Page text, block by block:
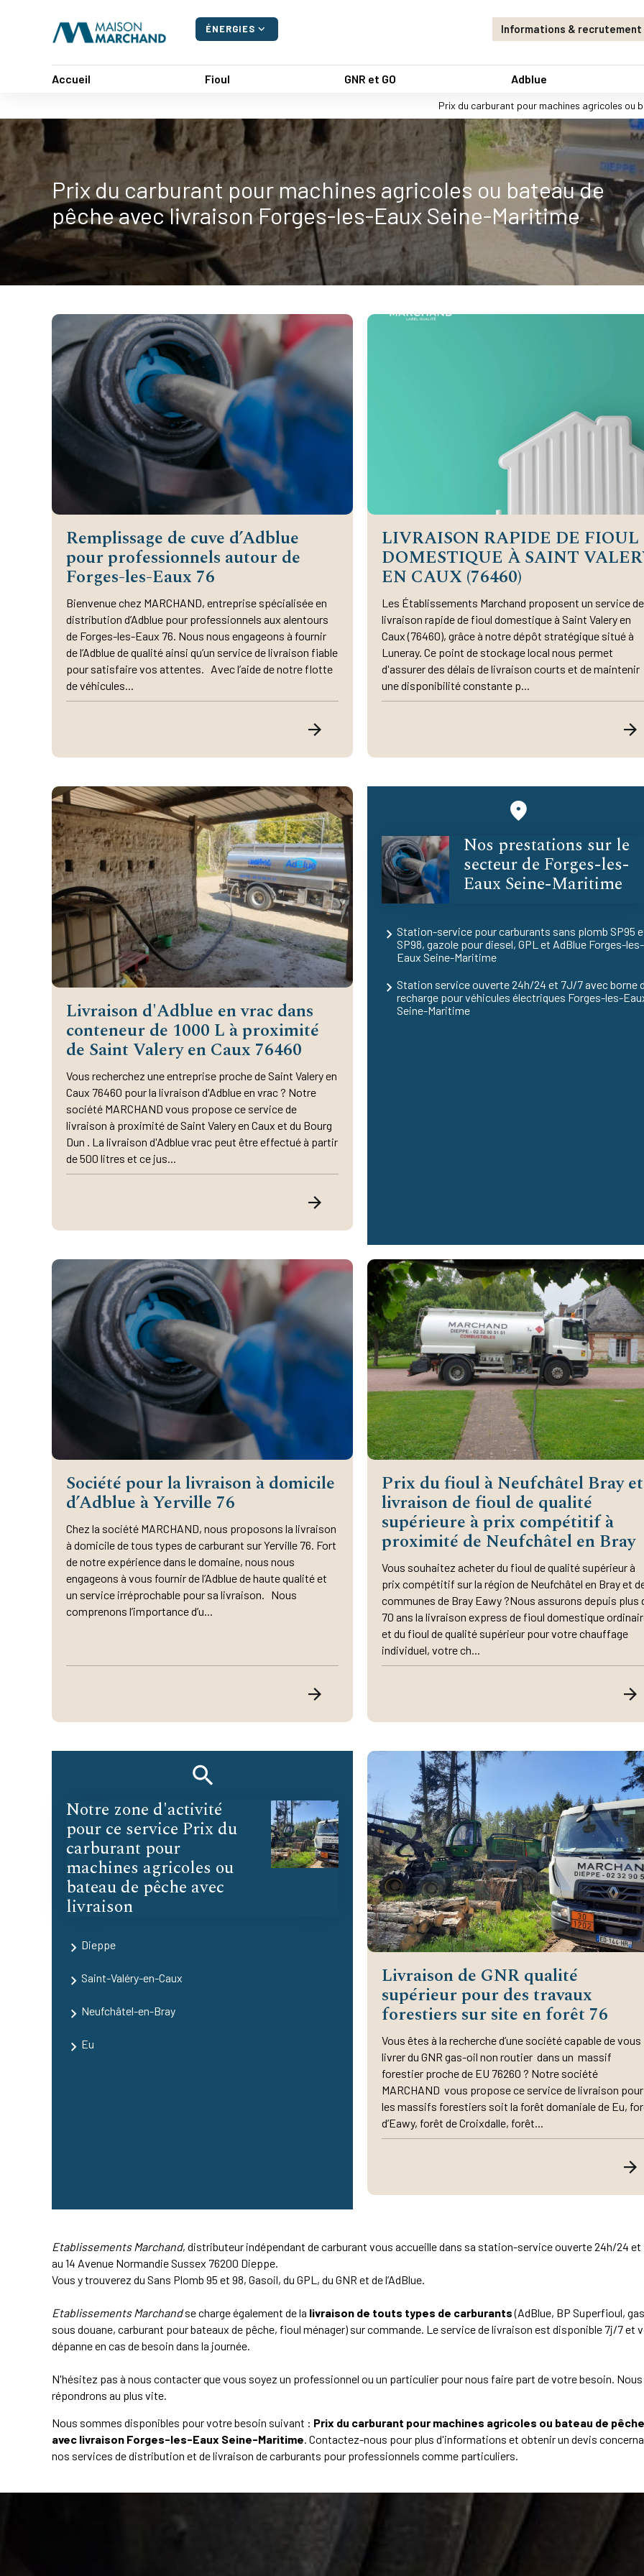
ÉNERGIES expand_more Informations & recrutement
Accueil Fioul GNR et GO Adblue
Prix du carburant pour machines agricoles ou
Prix du carburant pour machines agricoles ou bateau de
pêche avec livraison Forges-les-Eaux Seine-Maritime
Remplissage de cuve d’Adblue
pour professionnels autour de
Forges-les-Eaux 76
Bienvenue chez MARCHAND, entreprise spécialisée en
distribution d’Adblue pour professionnels aux alentours
de Forges-les-Eaux 76. Nous nous engageons à fournir
de l’Adblue de qualité ainsi qu’un service de livraison fiable
pour satisfaire vos attentes. Avec l’aide de notre flotte
de véhicules...
LIVRAISON RAPIDE DE FIOUL
DOMESTIQUE À SAINT
EN CAUX (76460)
Les Établissements Marchand proposent un service de
livraison rapide de fioul domestique à Saint Valery en
Caux (76460), grâce à notre dépôt stratégique situé à
Luneray. Ce point de stockage local nous permet
d'assurer des délais de livraison courts et de maintenir
une disponibilité constante p...
Livraison d'Adblue en vrac dans
conteneur de 1000 L à proximité
de Saint Valery en Caux 76460
Vous recherchez une entreprise proche de Saint Valery en
Caux 76460 pour la livraison d'Adblue en vrac ? Notre
société MARCHAND vous propose ce service de
livraison à proximité de Saint Valery en Caux et du Bourg
Dun . La livraison d'Adblue vrac peut être effectué à partir
de 500 litres et ce jus...
Nos prestations sur le
secteur de Forges-les-
Eaux Seine-Maritime
Station-service pour carburants sans plomb SP95
SP98, gazole pour diesel, GPL et AdBlue Forges-les-
Eaux Seine-Maritime
Station service ouverte 24h/24 et 7J/7 avec borne
recharge pour véhicules électriques Forges-les-
Seine-Maritime
Société pour la livraison à domicile
d’Adblue à Yerville 76
Chez la société MARCHAND, nous proposons la livraison
à domicile de tous types de carburant sur Yerville 76. Fort
de notre expérience dans le domaine, nous nous
engageons à vous fournir de l’Adblue de haute qualité et
un service irréprochable pour sa livraison. Nous
comprenons l’importance d’u...
Prix du fioul à Neufchâtel Bray et
livraison de fioul de qualité
supérieure à prix compétitif à
proximité de Neufchâtel en Bray
Vous souhaitez acheter du fioul de qualité supérieur à
prix compétitif sur la région de Neufchâtel en Bray et
communes de Bray Eawy ?Nous assurons depuis plus
70 ans la livraison express de fioul domestique
et du fioul de qualité supérieur pour votre chauffage
individuel, votre ch...
Notre zone d'activité
pour ce service Prix du
carburant pour
machines agricoles ou
bateau de pêche avec
livraison
Dieppe
Saint-Valéry-en-Caux
Neufchâtel-en-Bray
Eu
Livraison de GNR qualité
supérieur pour des travaux
forestiers sur site en forêt 76
Vous êtes à la recherche d’une société capable de vous
livrer du GNR gas-oil non routier dans un massif
forestier proche de EU 76260 ? Notre société
MARCHAND vous propose ce service de livraison pour
les massifs forestiers soit la forêt domaniale de Eu,
d’Eawy, forêt de Croixdalle, forêt...
Etablissements Marchand, distributeur indépendant de carburant vous accueille dans sa station-service ouverte 24h/24
au 14 Avenue Normandie Sussex 76200 Dieppe.
Vous y trouverez du Sans Plomb 95 et 98, Gasoil, du GPL, du GNR et de l’AdBlue.
Etablissements Marchandse charge également de la livraison de touts types de carburants(AdBlue, BP Superfioul,
sous douane, carburant pour bateaux de pêche, fioul ménager) sur commande. Le service de livraison est disponible 7j/7 et
dépanne en cas de besoin dans la journée.
N'hésitez pas à nous contacter que vous soyez un professionnel ou un particulier pour nous faire part de votre besoin. Nous
répondrons au plus vite.
Nous sommes disponibles pour votre besoin suivant : Prix du carburant pour machines agricoles ou bateau de pêche
avec livraison Forges-les-Eaux Seine-Maritime . Contactez-nous pour plus d'informations et obtenir un devis
nos services de distribution et de livraison de carburants pour professionnels comme particuliers.